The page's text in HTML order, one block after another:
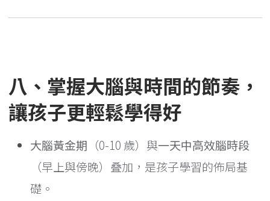
八、掌握大腦與時間的節奏，
讓孩子更輕鬆學得好
大腦黃金期 （0-10 歲）與一天中高效腦時段
（早上與傍晚）叠加，是孩子學習的佈局基
礎。